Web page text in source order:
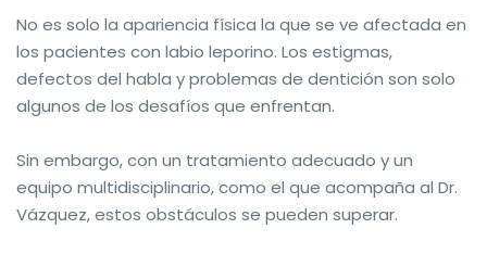
No es solo la apariencia física la que se ve afectada en
los pacientes con labio leporino. Los estigmas,
defectos del habla y problemas de dentición son solo
algunos de los desafíos que enfrentan.
Sin embargo, con un tratamiento adecuado y un
equipo multidisciplinario, como el que acompaña al Dr.
Vázquez, estos obstáculos se pueden superar.